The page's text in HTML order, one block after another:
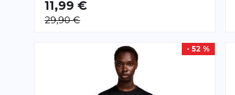
VERFÜGBAR
XSSM
11,99 €
29,90 €
- 52 %